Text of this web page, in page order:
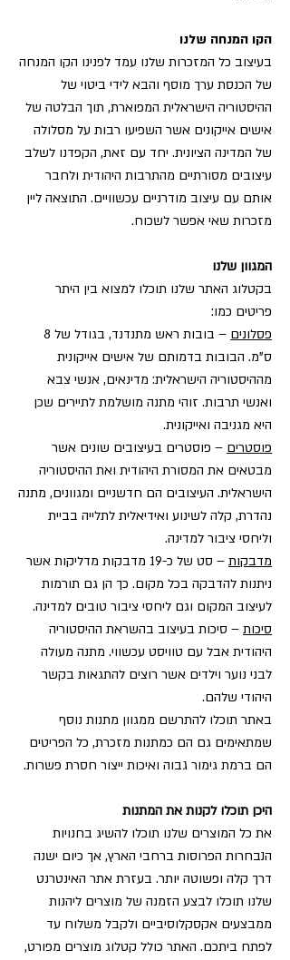
הקו המנחה שלנו
בעיצוב כל המזכרות שלנו עמד לפנינו הקו המנחה
של הכנסת ערך מוסף והבא לידי ביטוי של
ההיסטוריה הישראלית המפוארת, תוך הבלטה של
אישים אייקונים אשר השפיעו רבות על מסלולה
של המדינה הציונית. יחד עם זאת, הקפדנו לשלב
עיצובים מסורתיים מהתרבות היהודית ולחבר
אותם עם עיצוב מודרניים עכשוויים. התוצאה ליין
מזכרות שאי אפשר לשכוח.
המגוון שלנו
בקטלוג האתר שלנו תוכלו למצוא בין היתר
פריטים כמו:
פסלונים
– בובות ראש מתנדנד, בגודל של 8
ס"מ. הבובות בדמותם של אישים אייקונית
מההיסטוריה הישראלית: מדינאים, אנשי צבא
ואנשי תרבות. זוהי מתנה מושלמת לתיירים שכן
היא מגניבה ואייקונית.
פוסטרים – פוסטרים בעיצובים שונים אשר
מבטאים את המסורת היהודית ואת ההיסטוריה
הישראלית. העיצובים הם חדשניים ומגוונים, מתנה
נהדרת, קלה לשינוע ואידיאלית לתלייה בביית
וליחסי ציבור למדינה.
מדבקות
– סט של כ-19 מדבקות מדליקות אשר
ניתנות להדבקה בכל מקום. כך הן גם תורמות
לעיצוב המקום וגם ליחסי ציבור טובים למדינה.
סיכות – סיכות בעיצוב בהשראת ההיסטוריה
היהודית אבל עם טוויסט עכשווי. מתנה מעולה
לבני נוער וילדים אשר רוצים להתגאות בקשר
היהודי שלהם.
באתר תוכלו להתרשם ממגוון מתנות נוסף
שמתאימים גם הם כמתנות מזכרת, כל הפריטים
הם ברמת גימור גבוה ואיכות ייצור חסרת פשרות.
היכן תוכלו לקנות את המתנות
את כל המוצרים שלנו תוכלו להשיג בחנויות
הנבחרות הפרוסות ברחבי הארץ, אך כיום ישנה
דרך קלה ופשוטה יותר. בעזרת אתר האינטרנט
שלנו תוכלו לבצע הזמנה של מוצרים ליהנות
ממבצעים אקסקלוסיביים ולקבל משלוח עד
לפתח ביתכם. האתר כולל קטלוג מוצרים מפורט,